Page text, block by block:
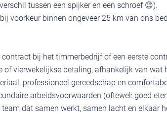
tussen een spijker en een schroef 😉).
voorkeur binnen ongeveer 25 km van ons
contract bij het timmerbedrijf of een eerste
of vierwekelijkse betaling, afhankelijk van wat
professioneel gereedschap en
arbeidsvoorwaarden (oftewel: goed
team dat samen werkt, samen lacht en elkaar